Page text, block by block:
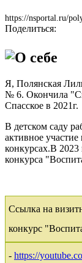
https://nsportal.ru/
Поделиться:
О себе
Я, Полянская
№ 6. Окончила
Спасское в 2021г.
В детском саду
активное
конкурсах.В 2023
конкурса
Ссылка на
конкурс
- https://